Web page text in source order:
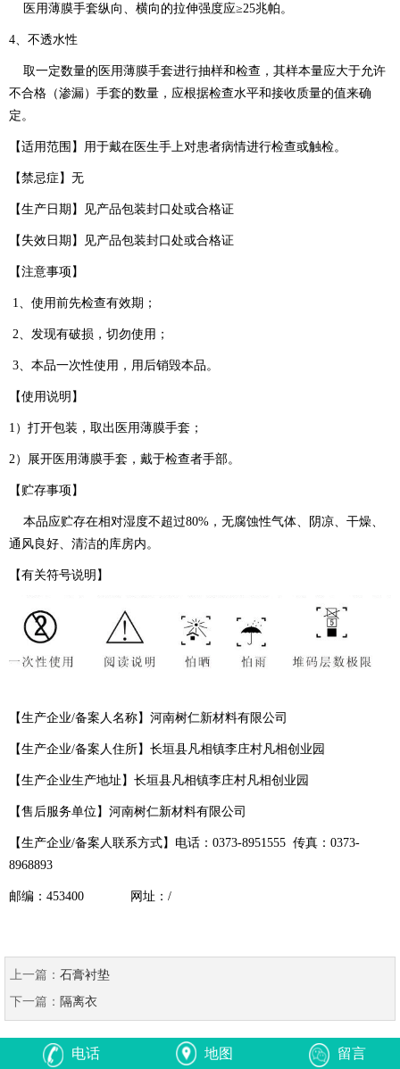
医用薄膜手套纵向、横向的拉伸强度应≥25兆帕。
4、不透水性
取一定数量的医用薄膜手套进行抽样和检查，其样本量应大于允许
不合格（渗漏）手套的数量，应根据检查水平和接收质量的值来确
定。
【适用范围】用于戴在医生手上对患者病情进行检查或触检。
【禁忌症】无
【生产日期】见产品包装封口处或合格证
【失效日期】见产品包装封口处或合格证
【注意事项】
1、使用前先检查有效期；
2、发现有破损，切勿使用；
3、本品一次性使用，用后销毁本品。
【使用说明】
1）打开包装，取出医用薄膜手套；
2）展开医用薄膜手套，戴于检查者手部。
【贮存事项】
本品应贮存在相对湿度不超过80%，无腐蚀性气体、阴凉、干燥、
通风良好、清洁的库房内。
【有关符号说明】
【生产企业/备案人名称】河南树仁新材料有限公司
【生产企业/备案人住所】长垣县凡相镇李庄村凡相创业园
【生产企业生产地址】长垣县凡相镇李庄村凡相创业园
【售后服务单位】河南树仁新材料有限公司
【生产企业/备案人联系方式】电话：0373-8951555 传真：0373-
8968893
邮编：453400 网址：/
上一篇： 石膏衬垫
下一篇： 隔离衣
电话 地图 留言